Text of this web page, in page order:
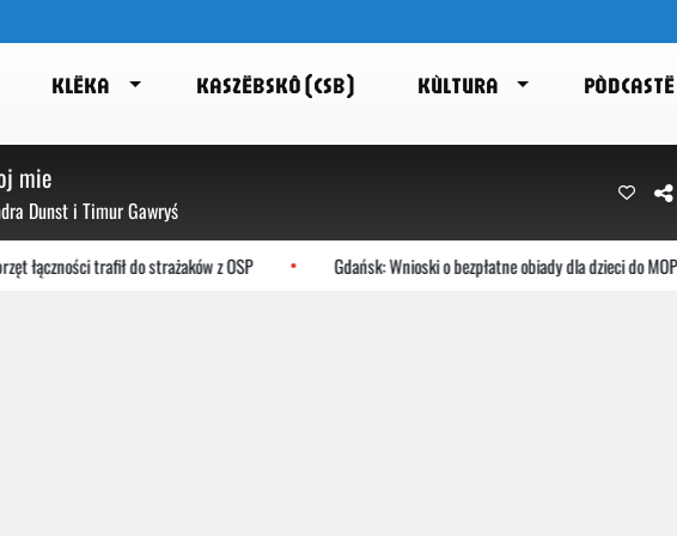
KLËKA KASZËBSKÔ (CSB) KÙLTURA PÒDCASTË
mie
Dunst i Timur Gawryś
łączności trafił do strażaków z OSP Gdańsk: Wnioski o bezpłatne obiady dla dzieci do MOPR